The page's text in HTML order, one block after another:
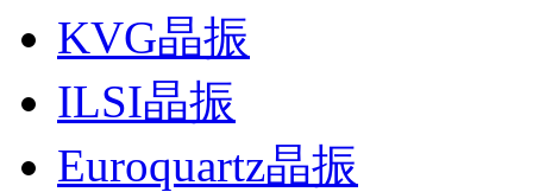
KVG晶振
ILSI晶振
Euroquartz晶振